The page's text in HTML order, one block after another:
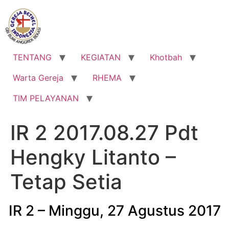
Lewati
konten
TENTANG KEGIATAN
Khotbah
Warta Gereja
RHEMA
TIM PELAYANAN
IR 2 2017.08.27 Pdt
Hengky Litanto –
Tetap Setia
IR 2 – Minggu, 27 Agustus 2017